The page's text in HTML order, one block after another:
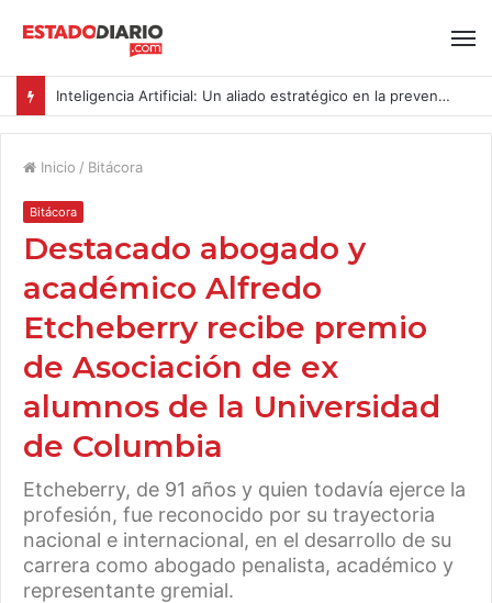
Inteligencia Artificial: Un aliado estratégico en la prevención del acoso y la violencia laboral bajo la Ley Karin
Inicio / Bitácora
Bitácora
Destacado abogado y
académico Alfredo
Etcheberry recibe premio
de Asociación de ex
alumnos de la Universidad
de Columbia
Etcheberry, de 91 años y quien todavía ejerce la
profesión, fue reconocido por su trayectoria
nacional e internacional, en el desarrollo de su
carrera como abogado penalista, académico y
representante gremial.